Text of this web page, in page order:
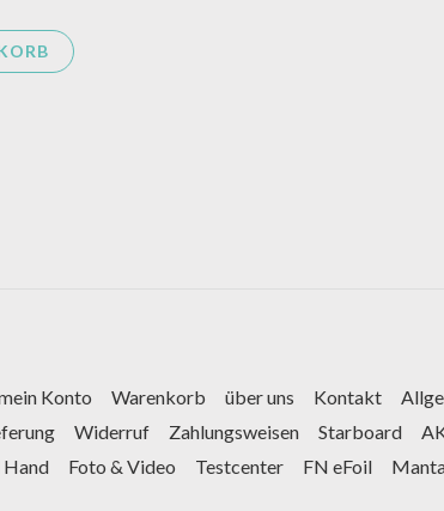
Konto Warenkorb über uns Kontakt
Widerruf Zahlungsweisen Starboard
Hand
Foto & Video Testcenter FN eFoil